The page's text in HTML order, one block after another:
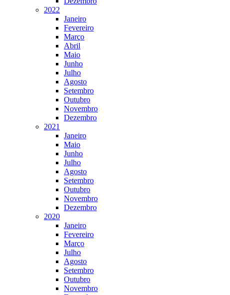
2022
Janeiro
Fevereiro
Março
Abril
Maio
Junho
Julho
Agosto
Setembro
Outubro
Novembro
Dezembro
2021
Janeiro
Maio
Junho
Julho
Agosto
Setembro
Outubro
Novembro
Dezembro
2020
Janeiro
Fevereiro
Março
Julho
Agosto
Setembro
Outubro
Novembro